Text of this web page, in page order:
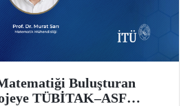
Buluşturan
TÜBİTAK–ASF